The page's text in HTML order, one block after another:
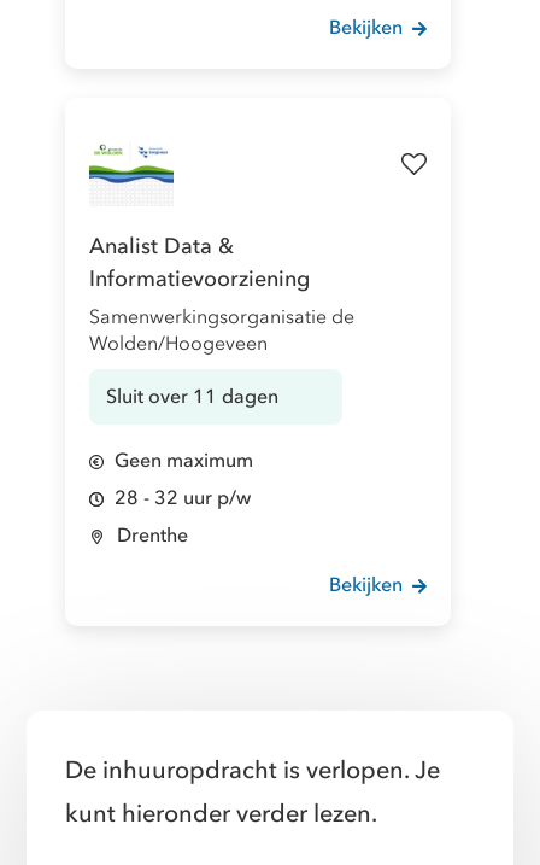
Bekijken
Analist Data &
Informatievoorziening
Samenwerkingsorganisatie de
Wolden/Hoogeveen
Sluit over 11 dagen
Geen maximum
28 - 32 uur p/w
Drenthe
Bekijken
De inhuuropdracht is verlopen. Je
kunt hieronder verder lezen.